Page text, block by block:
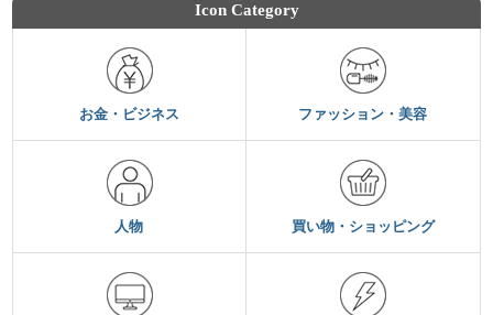
Icon Category
お金・ビジネス ファッション・美容
人物 買い物・ショッピング